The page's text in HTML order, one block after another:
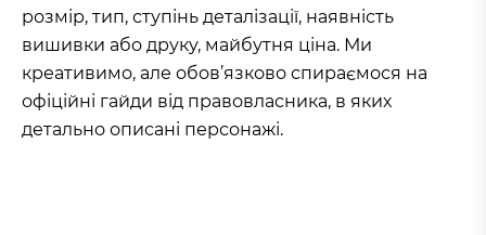
розмір, тип, ступінь деталізації, наявність
вишивки або друку, майбутня ціна. Ми
креативимо, але обов’язково спираємося на
офіційні гайди від правовласника, в яких
детально описані персонажі.